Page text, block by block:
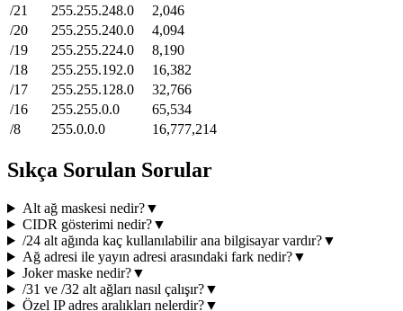
/21
255.255.248.0
2,046
/20
255.255.240.0
4,094
/19
255.255.224.0
8,190
/18
255.255.192.0
16,382
/17
255.255.128.0
32,766
/16
255.255.0.0
65,534
/8
255.0.0.0 16,777,214
Sıkça Sorulan Sorular
Alt ağ maskesi nedir?▼
CIDR gösterimi nedir?▼
/24 alt ağında kaç kullanılabilir ana bilgisayar vardır?▼
Ağ adresi ile yayın adresi arasındaki fark nedir?▼
Joker maske nedir?▼
/31 ve /32 alt ağları nasıl çalışır?▼
Özel IP adres aralıkları nelerdir?▼